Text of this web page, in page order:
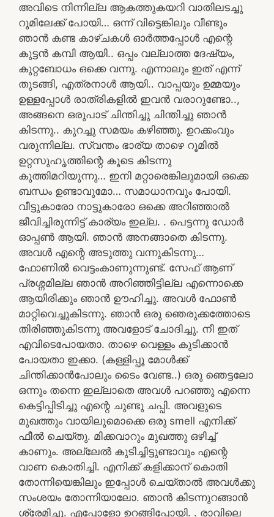
അവിടെ നിന്നില്ല ആകത്തുകയറി വാതിലടച്ചു
റൂമിലേക്ക് പോയി… ഒന്ന് വിട്ടെങ്കിലും വീണ്ടും
ഞാൻ കണ്ട കാഴ്ചകൾ ഓർത്തപ്പോൾ എന്റെ
കുട്ടൻ കമ്പി ആയി.. ഒപ്പം വല്ലാത്ത ദേഷ്യം,
കുറ്റബോധം ഒക്കെ വന്നു. എന്നാലും ഇത് എന്ന്
തുടങ്ങി, എത്രനാൾ ആയി.. വാപ്പയും ഉമ്മയും
ഉള്ളപ്പോൾ രാത്രികളിൽ ഇവൻ വരാറുണ്ടോ..,
അങ്ങനെ ഒരുപാട് ചിന്തിച്ചു ചിന്തിച്ചു ഞാൻ
കിടന്നു.. കുറച്ചു സമയം കഴിഞ്ഞു. ഉറക്കംവും
വരുന്നില്ല. സ്വന്തം ഭാര്യ താഴെ റൂമിൽ
ഉറ്റസുഹൃത്തിന്റെ കൂടെ കിടന്നു
കുത്തിമറിയുന്നു… ഇനി മറ്റാരെങ്കിലുമായി ഒക്കെ
ബന്ധം ഉണ്ടാവുമോ… സമാധാനവും പോയി.
വീട്ടുകാരോ നാട്ടുകാരോ ഒക്കെ അറിഞ്ഞാൽ
ജീവിച്ചിരുന്നിട്ട് കാര്യം ഇല്ല. . പെട്ടന്നു ഡോർ
ഓപ്പൺ ആയി. ഞാൻ അനങ്ങാതെ കിടന്നു.
അവൾ എന്റെ അടുത്തു വന്നുകിടന്നു…
ഫോണിൽ വെട്ടംകാണുന്നുണ്ട്. സേഫ് ആണ്
പ്രശ്നമില്ല ഞാൻ അറിഞ്ഞിട്ടില്ല എന്നൊക്കെ
ആയിരിക്കും ഞാൻ ഊഹിച്ചു. അവൾ ഫോൺ
മാറ്റിവെച്ചുകിടന്നു. ഞാൻ ഒരു ഞെരുക്കത്തോടെ
തിരിഞ്ഞുകിടന്നു അവളോട് ചോദിച്ചു. നീ ഇത്
എവിടെപോയതാ. താഴെ വെള്ളം കുടിക്കാൻ
പോയതാ ഇക്കാ. (കള്ളിപ്പൂ മോൾക്ക്
ചിന്തിക്കാൻപോലും ടൈം വേണ്ട..) ഒരു ഞെട്ടലോ
ഒന്നും തന്നെ ഇല്ലാതെ അവൾ പറഞ്ഞു എന്നെ
കെട്ടിപ്പിടിച്ചു എന്റെ ചുണ്ടു ചപ്പി. അവളുടെ
മുഖത്തും വായിലുമൊക്കെ ഒരു smell എനിക്ക്
ഫീൽ ചെയ്തു. മിക്കവാറും മുഖത്തു ഒഴിച്ച്
കാണും. അല്ലേൽ കുടിച്ചിട്ടുണ്ടാവും എന്റെ
വാണ കൊതിച്ചി. എനിക്ക് കളിക്കാന് കൊതി
തോന്നിയെങ്കിലും ഇപ്പോൾ ചെയ്താൽ അവൾക്കു
സംശയം തോന്നിയാലോ. ഞാൻ കിടന്നുറങ്ങാൻ
ശ്രേമിച്ചു. എപ്പോളോ ഉറങ്ങിപ്പോയി. . രാവിലെ